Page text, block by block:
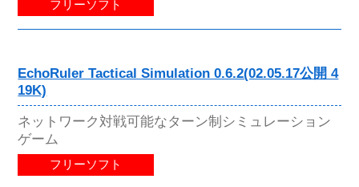
フリーソフト
EchoRuler Tactical Simulation 0.6.2(02.05.17公開 4
19K)
ネットワーク対戦可能なターン制シミュレーション
ゲーム
フリーソフト